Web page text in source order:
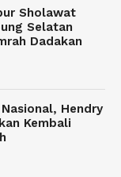
Sholawat
Selatan
Dadakan
Hendry
Kembali